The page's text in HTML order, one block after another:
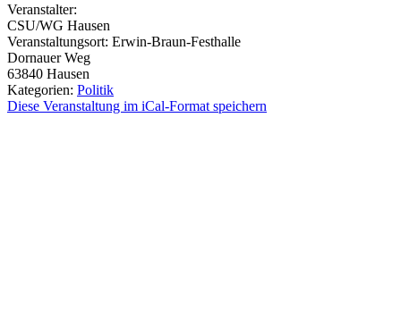
Veranstalter:
CSU/WG Hausen
Veranstaltungsort: Erwin-Braun-Festhalle
Dornauer Weg
63840 Hausen
Kategorien: Politik
Diese Veranstaltung im iCal-Format speichern